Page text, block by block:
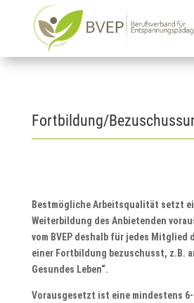
Fortbildung/
Bestmögliche Arbeitsqualität setzt
Weiterbildung des Anbietenden
vom BVEP deshalb für jedes Mitglied
einer Fortbildung bezuschusst, z.B.
Gesundes Leben“.
Vorausgesetzt ist eine mindestens